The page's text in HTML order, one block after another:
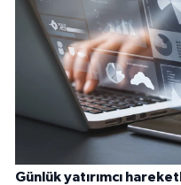
Günlük yatırımcı